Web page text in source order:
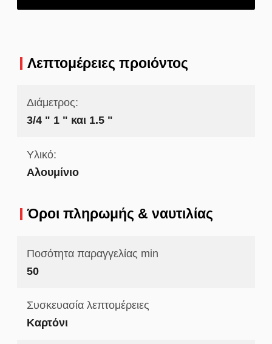
Λεπτομέρειες προιόντος
Διάμετρος:
3/4 " 1 " και 1.5 "
Υλικό:
Αλουμίνιο
Όροι πληρωμής & ναυτιλίας
Ποσότητα παραγγελίας min
50
Συσκευασία λεπτομέρειες
Καρτόνι